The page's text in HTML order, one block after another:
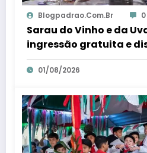
Blogpadrao.com.br 0
Sarau do Vinho e da
ingressão gratuita e
litros de suco em Santa
Dia ES
01/08/2026